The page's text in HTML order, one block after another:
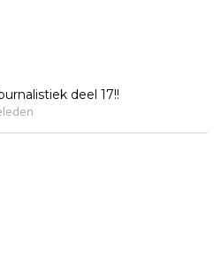
deel 17!!